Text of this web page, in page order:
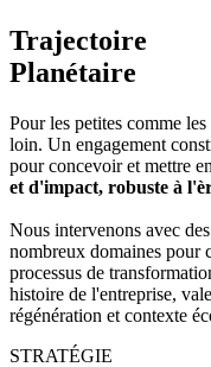
Trajectoire
Planétaire
Pour les petites comme
loin. Un engagement
pour concevoir et mettre
et d'impact, robuste à
Nous intervenons avec
nombreux domaines pour
processus de
histoire de l'entreprise,
régénération et contexte
STRATÉGIE